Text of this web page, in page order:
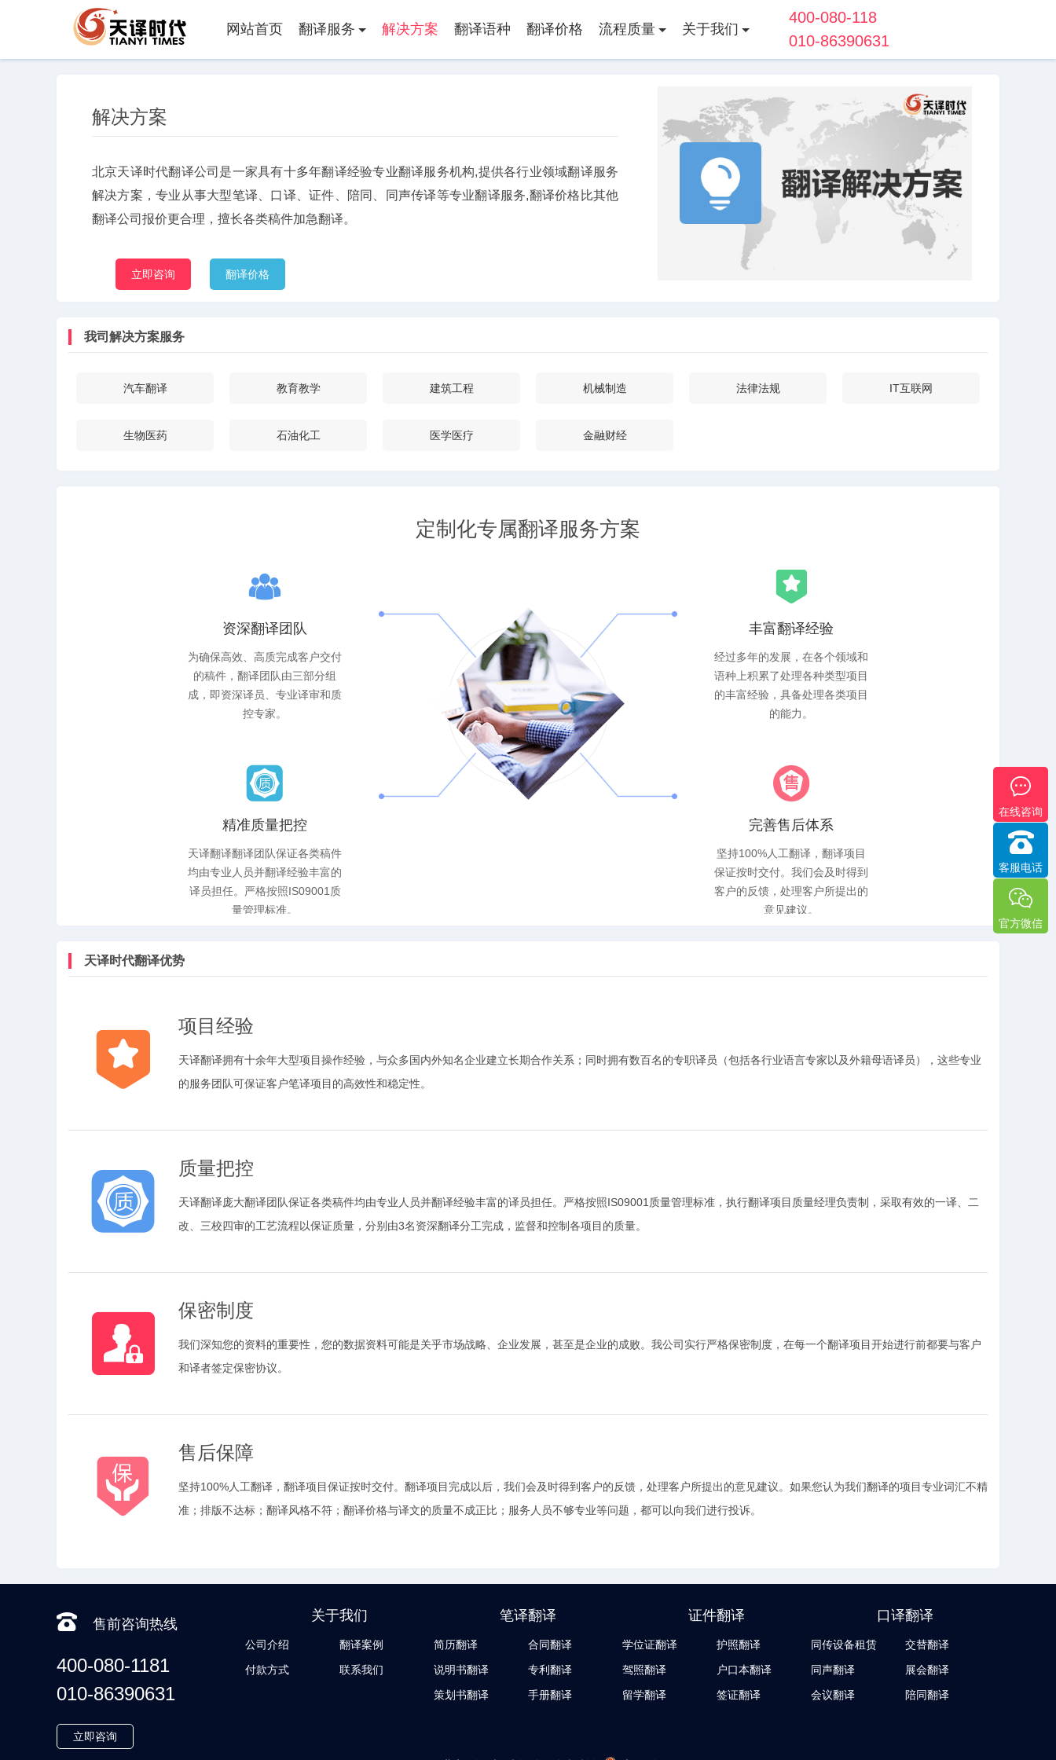
网站首页 翻译服务 解决方案 翻译语种 翻译价格 流程质量 关于我们
400-080-118
010-86390631
解决方案
北京天译时代翻译公司是一家具有十多年翻译经验专业翻译服务机构,提供各行业领域翻译服务
解决方案，专业从事大型笔译、口译、证件、陪同、同声传译等专业翻译服务,翻译价格比其他
翻译公司报价更合理，擅长各类稿件加急翻译。
立即咨询 翻译价格
我司解决方案服务
汽车翻译 教育教学 建筑工程 机械制造 法律法规 IT互联网
生物医药 石油化工 医学医疗 金融财经
定制化专属翻译服务方案
资深翻译团队
为确保高效、高质完成客户交付
的稿件，翻译团队由三部分组
成，即资深译员、专业译审和质
控专家。
精准质量把控
天译翻译翻译团队保证各类稿件
均由专业人员并翻译经验丰富的
译员担任。严格按照IS09001质
量管理标准。
丰富翻译经验
经过多年的发展，在各个领域和
语种上积累了处理各种类型项目
的丰富经验，具备处理各类项目
的能力。
完善售后体系
坚持100%人工翻译，翻译项目
保证按时交付。我们会及时得到
客户的反馈，处理客户所提出的
意见建议。
天译时代翻译优势
项目经验
天译翻译拥有十余年大型项目操作经验，与众多国内外知名企业建立长期合作关系；同时拥有数百名的专职译员（包括各行业语言专家以及外籍母语译员），这些专业
的服务团队可保证客户笔译项目的高效性和稳定性。
质量把控
天译翻译庞大翻译团队保证各类稿件均由专业人员并翻译经验丰富的译员担任。严格按照IS09001质量管理标准，执行翻译项目质量经理负责制，采取有效的一译、二
改、三校四审的工艺流程以保证质量，分别由3名资深翻译分工完成，监督和控制各项目的质量。
保密制度
我们深知您的资料的重要性，您的数据资料可能是关乎市场战略、企业发展，甚至是企业的成败。我公司实行严格保密制度，在每一个翻译项目开始进行前都要与客户
和译者签定保密协议。
售后保障
坚持100%人工翻译，翻译项目保证按时交付。翻译项目完成以后，我们会及时得到客户的反馈，处理客户所提出的意见建议。如果您认为我们翻译的项目专业词汇不精
准；排版不达标；翻译风格不符；翻译价格与译文的质量不成正比；服务人员不够专业等问题，都可以向我们进行投诉。
售前咨询热线
400-080-1181
010-86390631
立即咨询
关于我们
公司介绍
翻译案例
付款方式
联系我们
笔译翻译
简历翻译
合同翻译
说明书翻译
专利翻译
策划书翻译
手册翻译
证件翻译
学位证翻译
护照翻译
驾照翻译
户口本翻译
留学翻译
签证翻译
口译翻译
同传设备租赁
交替翻译
同声翻译
展会翻译
会议翻译
陪同翻译
在线咨询
客服电话
官方微信